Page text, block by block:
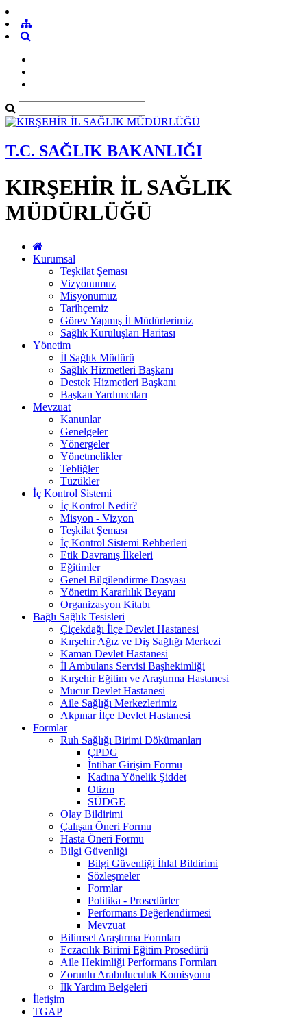
T.C. SAĞLIK BAKANLIĞI
KIRŞEHİR İL SAĞLIK
MÜDÜRLÜĞÜ
Kurumsal
Teşkilat Şeması
Vizyonumuz
Misyonumuz
Tarihçemiz
Görev Yapmış İl Müdürlerimiz
Sağlık Kuruluşları Haritası
Yönetim
İl Sağlık Müdürü
Sağlık Hizmetleri Başkanı
Destek Hizmetleri Başkanı
Başkan Yardımcıları
Mevzuat
Kanunlar
Genelgeler
Yönergeler
Yönetmelikler
Tebliğler
Tüzükler
İç Kontrol Sistemi
İç Kontrol Nedir?
Misyon - Vizyon
Teşkilat Şeması
İç Kontrol Sistemi Rehberleri
Etik Davranış İlkeleri
Eğitimler
Genel Bilgilendirme Dosyası
Yönetim Kararlılık Beyanı
Organizasyon Kitabı
Bağlı Sağlık Tesisleri
Çiçekdağı İlçe Devlet Hastanesi
Kırşehir Ağız ve Diş Sağlığı Merkezi
Kaman Devlet Hastanesi
İl Ambulans Servisi Başhekimliği
Kırşehir Eğitim ve Araştırma Hastanesi
Mucur Devlet Hastanesi
Aile Sağlığı Merkezlerimiz
Akpınar İlçe Devlet Hastanesi
Formlar
Ruh Sağlığı Birimi Dökümanları
ÇPDG
İntihar Girişim Formu
Kadına Yönelik Şiddet
Otizm
SÜDGE
Olay Bildirimi
Çalışan Öneri Formu
Hasta Öneri Formu
Bilgi Güvenliği
Bilgi Güvenliği İhlal Bildirimi
Sözleşmeler
Formlar
Politika - Prosedürler
Performans Değerlendirmesi
Mevzuat
Bilimsel Araştırma Formları
Eczacılık Birimi Eğitim Prosedürü
Aile Hekimliği Performans Formları
Zorunlu Arabuluculuk Komisyonu
İlk Yardım Belgeleri
İletişim
TGAP